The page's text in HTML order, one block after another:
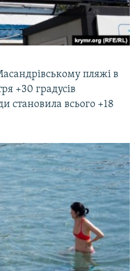
пляжі в
+30 градусів
становила всього +18